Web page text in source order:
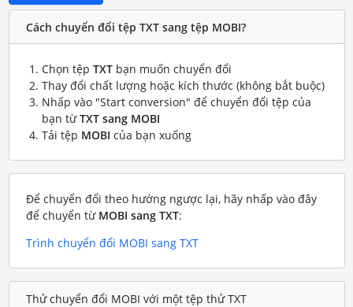
Cách chuyển đổi tệp TXT sang tệp MOBI?
Chọn tệp TXTbạn muốn chuyển đổi
Thay đổi chất lượng hoặc kích thước (không bắt buộc)
Nhấp vào "Start conversion" để chuyển đổi tệp của
bạn từTXT sang MOBI
Tải tệp MOBI của bạn xuống
Để chuyển đổi theo hướng ngược lại, hãy nhấp vào đây
để chuyển từ MOBI sang TXT:
Trình chuyển đổi MOBI sang TXT
Thử chuyển đổi MOBI với một tệp thử TXT